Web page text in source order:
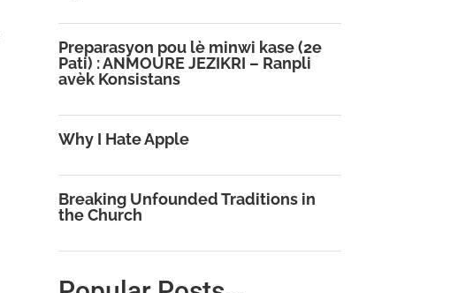
Preparasyon pou lè minwi kase (2e
Pati) : ANMOURE JEZIKRI – Ranpli
avèk Konsistans
Why I Hate Apple
Breaking Unfounded Traditions in
the Church